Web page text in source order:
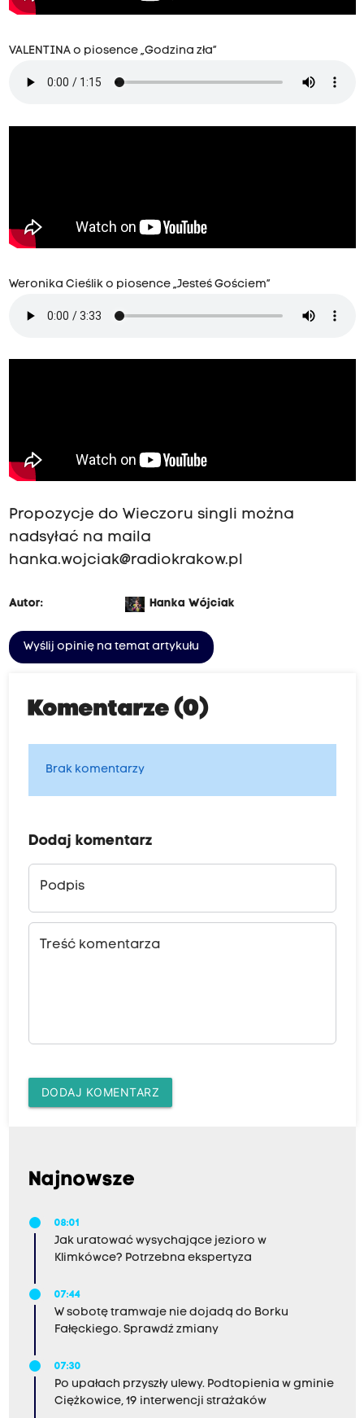
VALENTINA o piosence „Godzina zła”
Weronika Cieślik o piosence „Jesteś Gościem”
Propozycje do Wieczoru singli można
nadsyłać na maila
hanka.wojciak@radiokrakow.pl
Autor: Hanka Wójciak
Wyślij opinię na temat artykułu
Komentarze (0)
Brak komentarzy
Dodaj komentarz
Podpis
Treść komentarza
DODAJ KOMENTARZ
Najnowsze
08:01
Jak uratować wysychające jezioro w
Klimkówce? Potrzebna ekspertyza
07:44
W sobotę tramwaje nie dojadą do Borku
Fałęckiego. Sprawdź zmiany
07:30
Po upałach przyszły ulewy. Podtopienia w gminie
Ciężkowice, 19 interwencji strażaków